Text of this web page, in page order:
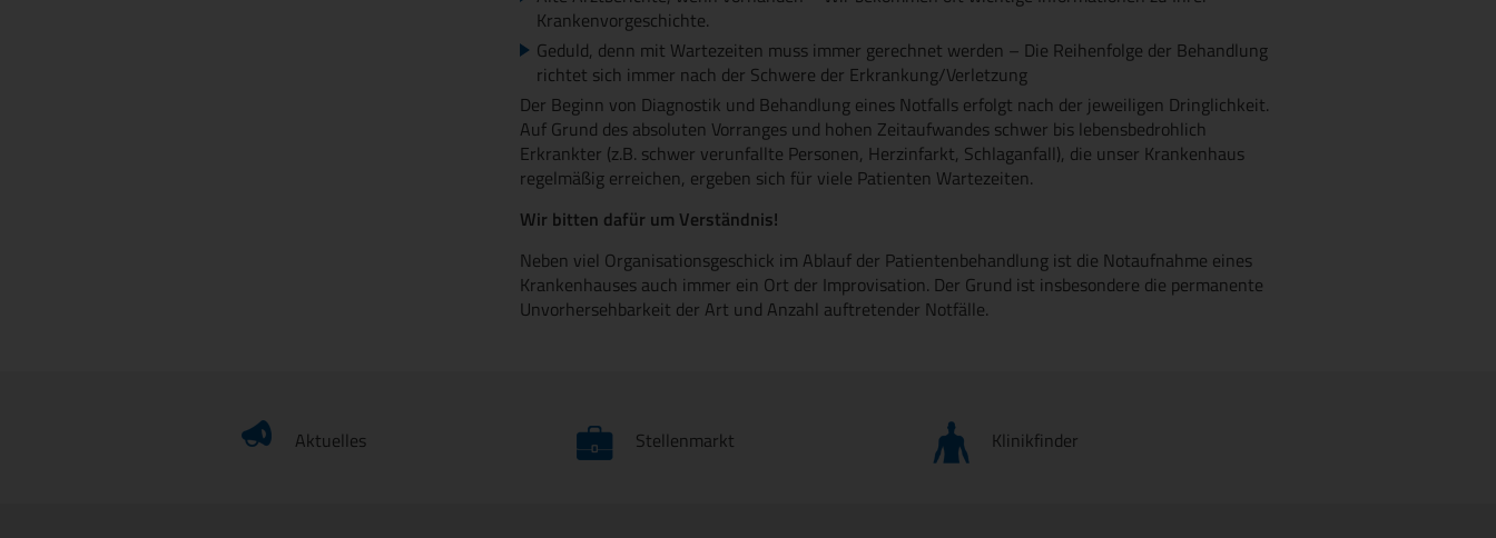
Krankenvorgeschichte.
Geduld, denn mit Wartezeiten muss immer gerechnet werden – Die Reihenfolge der Behandlung
richtet sich immer nach der Schwere der Erkrankung/Verletzung
Der Beginn von Diagnostik und Behandlung eines Notfalls erfolgt nach der jeweiligen Dringlichkeit.
Auf Grund des absoluten Vorranges und hohen Zeitaufwandes schwer bis lebensbedrohlich
Erkrankter (z.B. schwer verunfallte Personen, Herzinfarkt, Schlaganfall), die unser Krankenhaus
regelmäßig erreichen, ergeben sich für viele Patienten Wartezeiten.
Wir bitten dafür um Verständnis!
Neben viel Organisationsgeschick im Ablauf der Patientenbehandlung ist die Notaufnahme eines
Krankenhauses auch immer ein Ort der Improvisation. Der Grund ist insbesondere die permanente
Unvorhersehbarkeit der Art und Anzahl auftretender Notfälle.
Aktuelles Stellenmarkt Klinikfinder